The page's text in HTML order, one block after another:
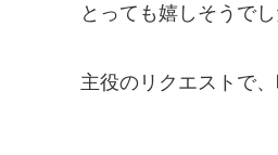
とっても嬉しそうで
主役のリクエストで